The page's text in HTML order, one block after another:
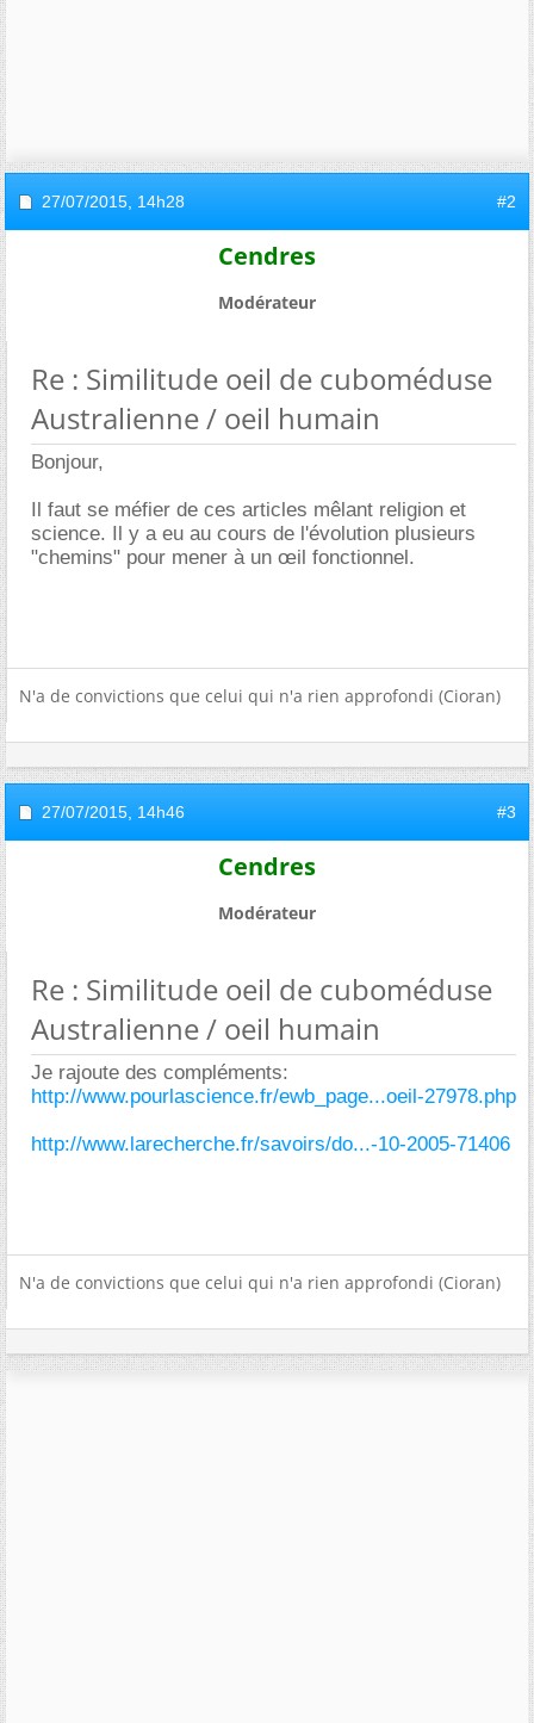
27/07/2015, 14h28 #2
Cendres
Modérateur
Re : Similitude oeil de cuboméduse
Australienne / oeil humain
Bonjour,
Il faut se méfier de ces articles mêlant religion et
science. Il y a eu au cours de l'évolution plusieurs
"chemins" pour mener à un œil fonctionnel.
N'a de convictions que celui qui n'a rien approfondi (Cioran)
27/07/2015, 14h46 #3
Cendres
Modérateur
Re : Similitude oeil de cuboméduse
Australienne / oeil humain
Je rajoute des compléments:
http://www.pourlascience.fr/ewb_page...oeil-27978.php
http://www.larecherche.fr/savoirs/do...-10-2005-71406
N'a de convictions que celui qui n'a rien approfondi (Cioran)